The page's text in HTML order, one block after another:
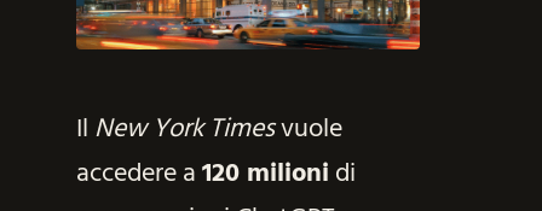
Il New York Timesvuole
accedere a120 milioni di